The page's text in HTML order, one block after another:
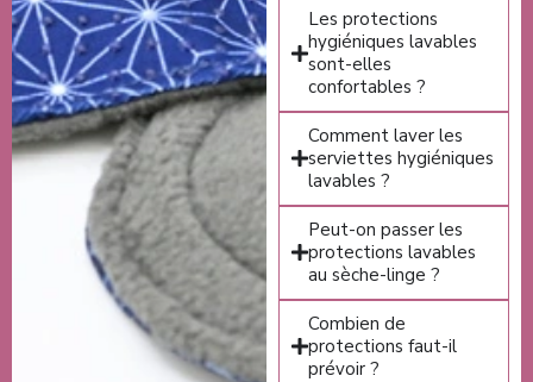
Les protections
hygiéniques lavables
sont-elles
confortables ?
Comment laver les
serviettes hygiéniques
lavables ?
Peut-on passer les
protections lavables
au sèche-linge ?
Combien de
protections faut-il
prévoir ?